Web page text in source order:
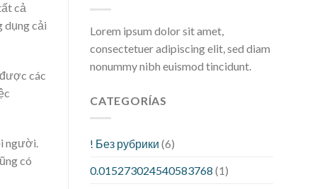
cả
dụng cải
các
người.
có
Lorem ipsum dolor sit amet,
consectetuer adipiscing elit, sed diam
nonummy nibh euismod tincidunt.
CATEGORÍAS
! Без рубрики (6)
0.015273024540583768 (1)